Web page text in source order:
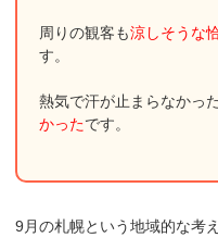
周りの観客も涼しそうな
す。
熱気で汗が止まらなかっ
かったです。
9月の札幌という地域的な考